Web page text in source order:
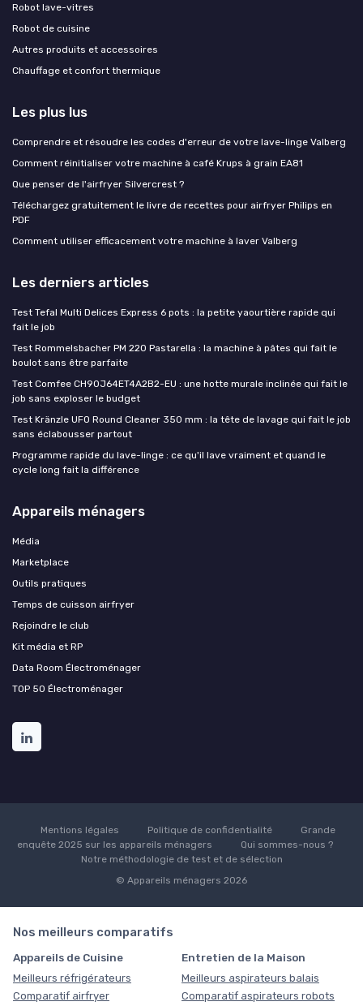
Robot lave-vitres
Robot de cuisine
Autres produits et accessoires
Chauffage et confort thermique
Les plus lus
Comprendre et résoudre les codes d'erreur de votre lave-linge Valberg
Comment réinitialiser votre machine à café Krups à grain EA81
Que penser de l'airfryer Silvercrest ?
Téléchargez gratuitement le livre de recettes pour airfryer Philips en
PDF
Comment utiliser efficacement votre machine à laver Valberg
Les derniers articles
Test Tefal Multi Delices Express 6 pots : la petite yaourtière rapide qui
fait le job
Test Rommelsbacher PM 220 Pastarella : la machine à pâtes qui fait le
boulot sans être parfaite
Test Comfee CH90J64ET4A2B2-EU : une hotte murale inclinée qui fait le
job sans exploser le budget
Test Kränzle UFO Round Cleaner 350 mm : la tête de lavage qui fait le job
sans éclabousser partout
Programme rapide du lave-linge : ce qu'il lave vraiment et quand le
cycle long fait la différence
Appareils ménagers
Média
Marketplace
Outils pratiques
Temps de cuisson airfryer
Rejoindre le club
Kit média et RP
Data Room Électroménager
TOP 50 Électroménager
Mentions légales Politique de confidentialité
Grande
enquête 2025 sur les appareils ménagers
Qui sommes-nous ?
Notre méthodologie de test et de sélection
© Appareils ménagers 2026
Nos meilleurs comparatifs
Appareils de Cuisine
Meilleurs réfrigérateurs
Comparatif airfryer
Entretien de la Maison
Meilleurs aspirateurs balais
Comparatif aspirateurs robots